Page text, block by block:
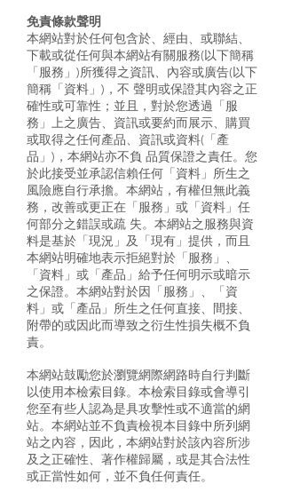
免責條款聲明
本網站對於任何包含於、經由、或聯結、
下載或從任何與本網站有關服務(以下簡稱
「服務」)所獲得之資訊、內容或廣告(以下
簡稱「資料」)，不 聲明或保證其內容之正
確性或可靠性；並且，對於您透過「服
務」上之廣告、資訊或要約而展示、購買
或取得之任何產品、資訊或資料(「產
品」)，本網站亦不負 品質保證之責任。您
於此接受並承認信賴任何「資料」所生之
風險應自行承擔。本網站，有權但無此義
務，改善或更正在「服務」或「資料」任
何部分之錯誤或疏 失。本網站之服務與資
料是基於「現況」及「現有」提供，而且
本網站明確地表示拒絕對於「服務」、
「資料」或「產品」給予任何明示或暗示
之保證。本網站對於因「服務」、「資
料」或「產品」所生之任何直接、間接、
附帶的或因此而導致之衍生性損失概不負
責。
本網站鼓勵您於瀏覽網際網路時自行判斷
以使用本檢索目錄。本檢索目錄或會導引
您至有些人認為是具攻擊性或不適當的網
站。本網站並不負責檢視本目錄中所列網
站之內容，因此，本網站對於該內容所涉
及之正確性、著作權歸屬，或是其合法性
或正當性如何，並不負任何責任。